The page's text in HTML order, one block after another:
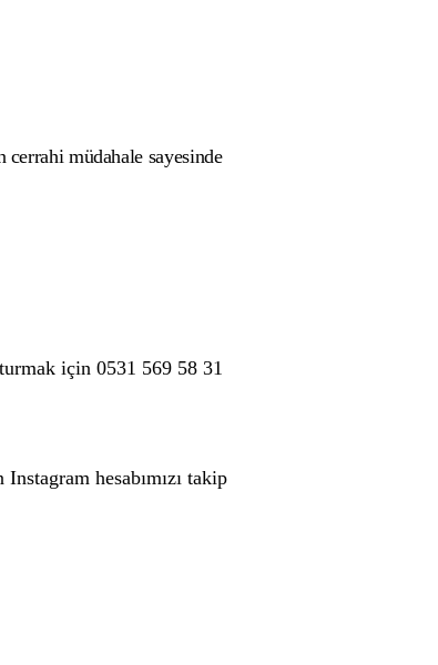
müdahale sayesinde
için 0531 569 58 31
Instagram hesabımızı takip